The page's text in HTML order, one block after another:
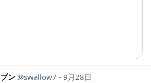
ン swallow7
9月28日